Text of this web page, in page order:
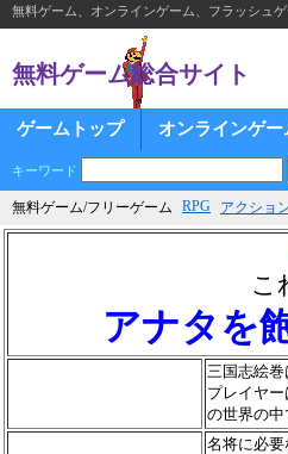
無料ゲーム、オンラインゲーム、フラッシュ
無料ゲーム総合サイト
ゲームトップ オンラインゲー
キーワード
無料ゲーム/フリーゲーム RPG アクショ
こ
アナタを
三国志絵
プレイヤ
の世界の中
名将に必要